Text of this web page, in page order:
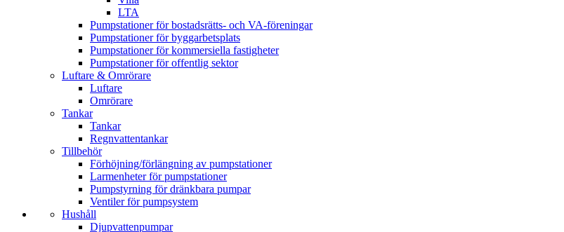
LTA
Pumpstationer för bostadsrätts- och VA-föreningar
Pumpstationer för byggarbetsplats
Pumpstationer för kommersiella fastigheter
Pumpstationer för offentlig sektor
Luftare & Omrörare
Luftare
Omrörare
Tankar
Tankar
Regnvattentankar
Tillbehör
Förhöjning/förlängning av pumpstationer
Larmenheter för pumpstationer
Pumpstyrning för dränkbara pumpar
Ventiler för pumpsystem
Hushåll
Djupvatten­pumpar